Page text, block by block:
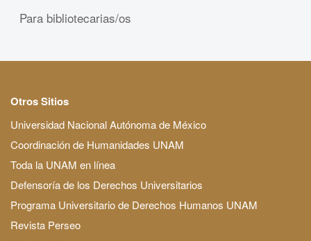
Para bibliotecarias/os
Otros Sitios
Universidad Nacional Autónoma de México
Coordinación de Humanidades UNAM
Toda la UNAM en línea
Defensoría de los Derechos Universitarios
Programa Universitario de Derechos Humanos UNAM
Revista Perseo